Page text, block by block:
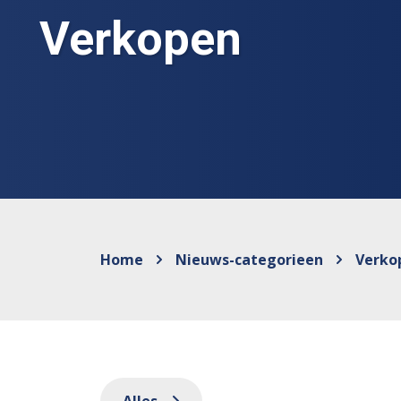
Verkopen
Home Nieuws-categorieen